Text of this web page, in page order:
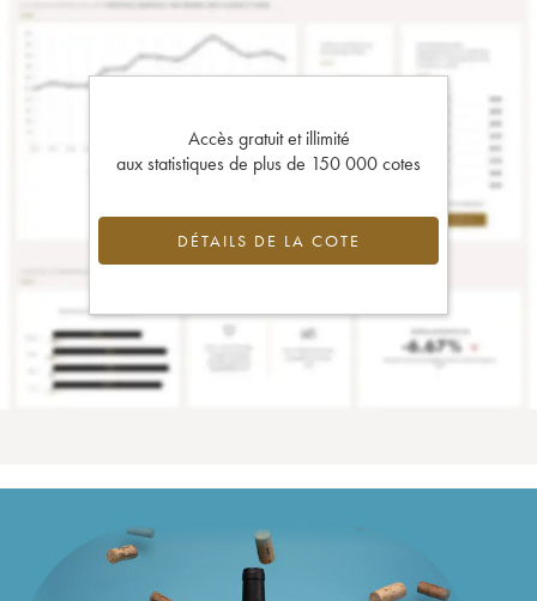
Accès gratuit et illimité
aux statistiques de plus de 150 000 cotes
DÉTAILS DE LA COTE